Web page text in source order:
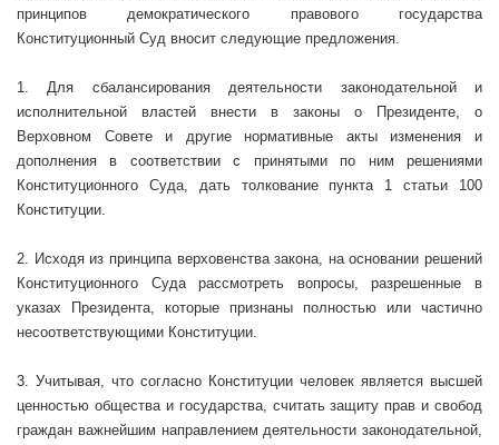
принципов демократического правового государства
Конституционный Суд вносит следующие предложения.
1. Для сбалансирования деятельности законодательной и
исполнительной властей внести в законы о Президенте, о
Верховном Совете и другие нормативные акты изменения и
дополнения в соответствии с принятыми по ним решениями
Конституционного Суда, дать толкование пункта 1 статьи 100
Конституции.
2. Исходя из принципа верховенства закона, на основании решений
Конституционного Суда рассмотреть вопросы, разрешенные в
указах Президента, которые признаны полностью или частично
несоответствующими Конституции.
3. Учитывая, что согласно Конституции человек является высшей
ценностью общества и государства, считать защиту прав и свобод
граждан важнейшим направлением деятельности законодательной,